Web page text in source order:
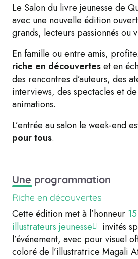
Le Salon du livre jeunesse de
avec une nouvelle édition
grands, lecteurs passionnés ou
En famille ou entre amis,
riche en découverteset en
des rencontres d’auteurs, des
interviews, des spectacles et
animations.
L’entrée au salon le week-end
pour tous.
Une programmation
Riche en découvertes
Cette édition met à l’honneur
illustrateurs jeunesse
invités
l’événement, avec pour visuel
coloré de l’illustratrice Magali